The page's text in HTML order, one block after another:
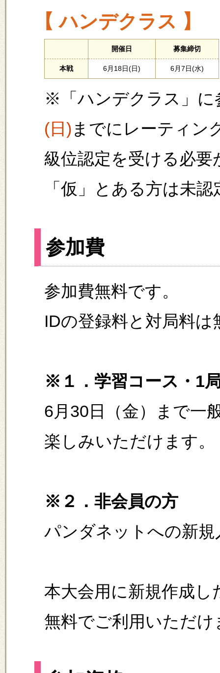
【 ハンデクラス 】
開催日 募集締切
本戦 6月18日(日) 6月7日(水)
※「ハンデクラス」に
(日)までにレーティン
級位認定を受ける必
「仮」とある方は未
参加費
参加費無料です。
IDの登録料と対局料は
※１．学習コース・1
6月30日（金）まで一
楽しみいただけます。
※２．非会員の方
パンダネットへの新
本大会用に新規作成し
無料でご利用いただけ